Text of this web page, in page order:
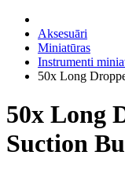
Aksesuāri
Miniatūras
Instrumenti
50x Long
50x Long
Suction